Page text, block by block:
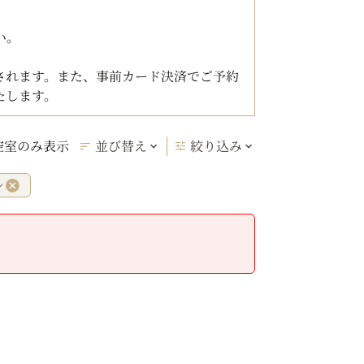
れます。また、事前カード決済でご予約
ます。
室のみ表示 並び替え 絞り込み